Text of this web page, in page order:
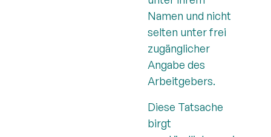
Namen und nicht
selten unter frei
zugänglicher
Angabe des
Arbeitgebers.
Diese Tatsache
birgt